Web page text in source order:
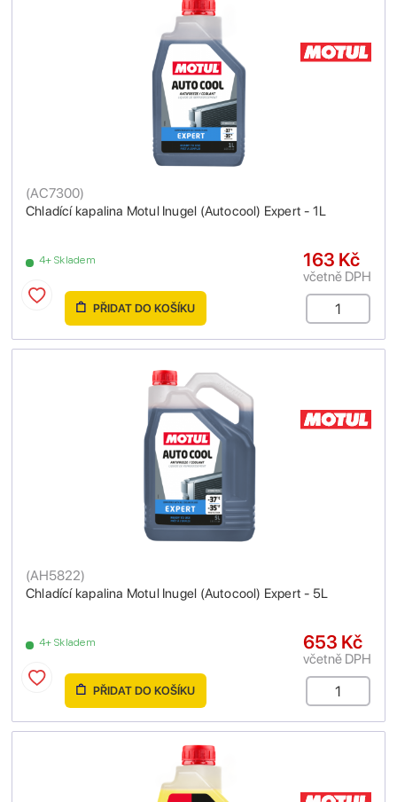
Chladící kapalina Motul Inugel (Autocool) Expert - 1L
(AC7300)
4+ Skladem 163 Kč
včetně DPH
PŘIDAT DO KOŠÍKU
Chladící kapalina Motul Inugel (Autocool) Expert - 5L
(AH5822)
4+ Skladem 653 Kč
včetně DPH
PŘIDAT DO KOŠÍKU